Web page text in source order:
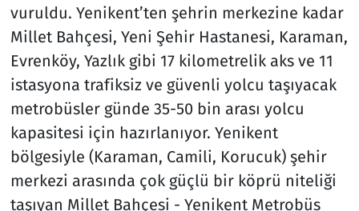
vuruldu. Yenikent’ten şehrin merkezine kadar
Millet Bahçesi, Yeni Şehir Hastanesi, Karaman,
Evrenköy, Yazlık gibi 17 kilometrelik aks ve 11
istasyona trafiksiz ve güvenli yolcu taşıyacak
metrobüsler günde 35-50 bin arası yolcu
kapasitesi için hazırlanıyor. Yenikent
bölgesiyle (Karaman, Camili, Korucuk) şehir
merkezi arasında çok güçlü bir köprü niteliği
taşıyan Millet Bahçesi - Yenikent Metrobüs